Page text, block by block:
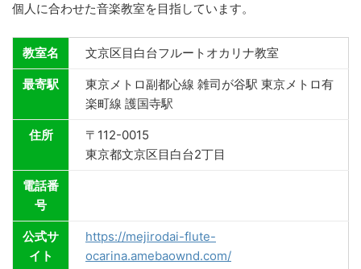
個人に合わせた音楽教室を目指しています。
教室名 文京区目白台フルートオカリナ教室
最寄駅
東京メトロ副都心線 雑司が谷駅 東京メトロ有
楽町線 護国寺駅
住所
〒112-0015
東京都文京区目白台2丁目
電話番
号
公式サ
イト
https://mejirodai-flute-
ocarina.amebaownd.com/